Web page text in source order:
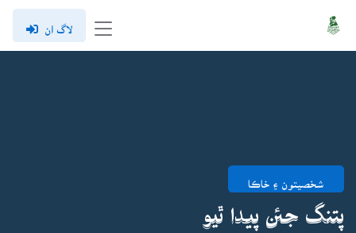
لاگ ان
شخصيتون ۽ خاڪا
پتنگ جئن پيدا ٿيو